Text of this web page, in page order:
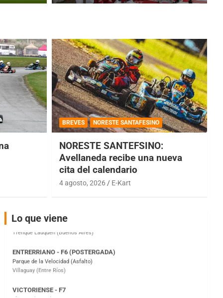
BREVES NORESTE SANTAFESINO
NORESTE SANTEFSINO:
Avellaneda recibe una nueva
cita del calendario
4 agosto, 2026 E-Kart
Lo que viene
COBERTURA ESPECIAL DE E-KART.COM.AR
08/09-AGO
IAME SERIES ARGENTINA 6
Ramiro Tot (Asfalto)
Ciudad de Trenque Lauquen (Asfalto)
Parque de la Velocidad (Asfalto)
El Cerro (Tierra)
Victoria (Entre Ríos)
Moto Club Reginense (Tierra)